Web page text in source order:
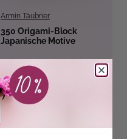
Armin Täubner
350 Origami-Block
Japanische Motive
Sofort Lieferbar
12,99 €